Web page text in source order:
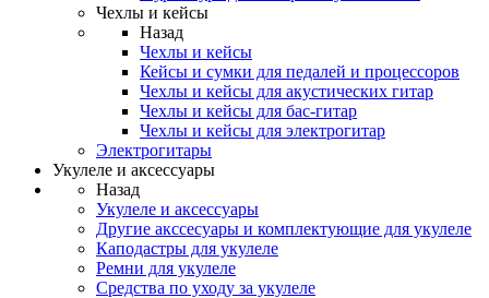
Чехлы и кейсы
Назад
Чехлы и кейсы
Кейсы и сумки для педалей и процессоров
Чехлы и кейсы для акустических гитар
Чехлы и кейсы для бас-гитар
Чехлы и кейсы для электрогитар
Электрогитары
Укулеле и аксессуары
Назад
Укулеле и аксессуары
Другие акссесуары и комплектующие для укулеле
Каподастры для укулеле
Ремни для укулеле
Средства по уходу за укулеле